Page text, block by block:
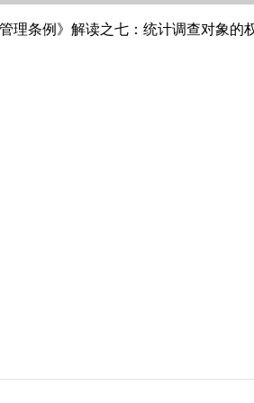
管理条例》解读之七：统计调查对象的